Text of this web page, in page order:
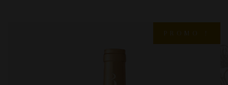
PROMO !